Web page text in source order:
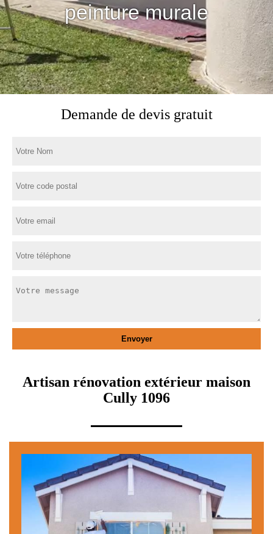
peinture murale
Demande de devis gratuit
Artisan rénovation extérieur maison
Cully 1096